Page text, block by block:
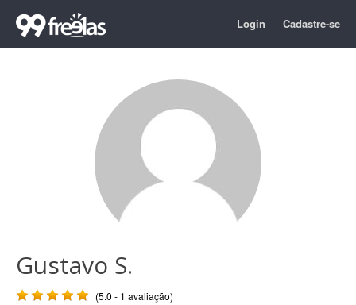
Login Cadastre-se
Gustavo S.
(5.0 - 1 avaliação)